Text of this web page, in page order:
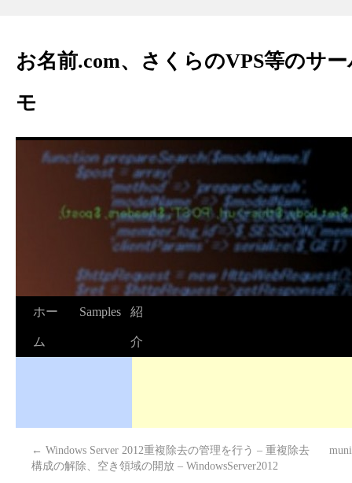
お名前.com、さくらのVPS等のサ
モ
ホー
ム
Samples 紹
介
← Windows Server 2012重複除去の管理を行う – 重複除去
構成の解除、空き領域の開放 – WindowsServer2012